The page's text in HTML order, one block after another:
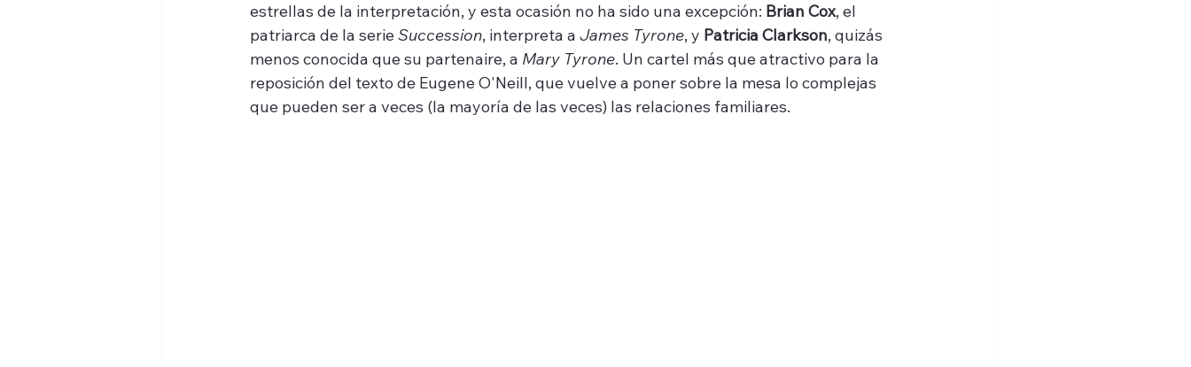
estrellas de la interpretación, y esta ocasión no ha sido una excepción: Brian Cox, el
patriarca de la serie Succession, interpreta a James Tyrone, y Patricia Clarkson, quizás
menos conocida que su partenaire, a Mary Tyrone. Un cartel más que atractivo para la
reposición del texto de Eugene O'Neill, que vuelve a poner sobre la mesa lo complejas
que pueden ser a veces (la mayoría de las veces) las relaciones familiares.